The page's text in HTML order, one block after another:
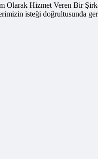
Olarak Hizmet Veren Bir
isteği doğrultusunda